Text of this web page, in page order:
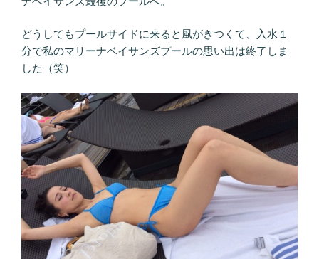
どうしてもプールサイドに来ると風がきつくて、入水１
分で私のマリーナベイサンズプールの思い出は終了しま
した（笑）